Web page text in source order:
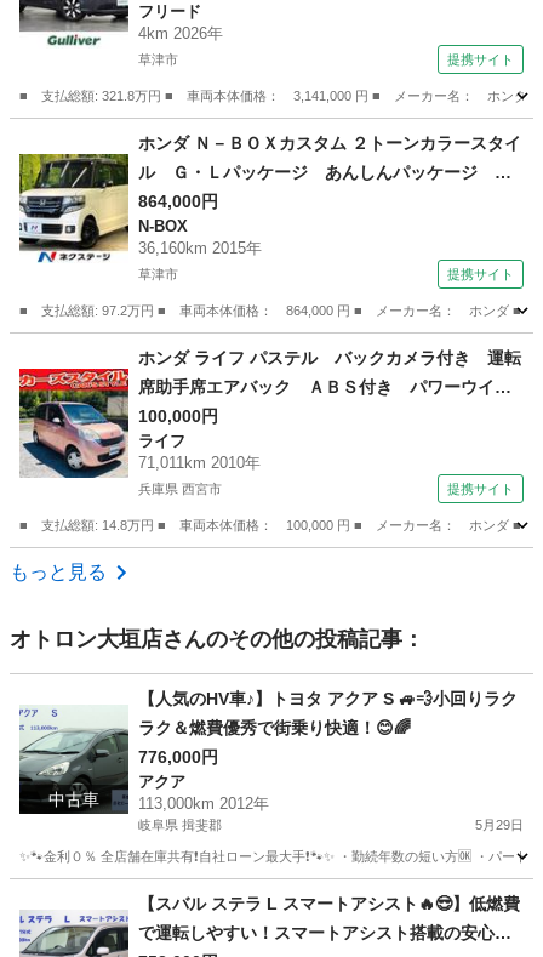
ーフレザーシート／衝突軽減ブレーキ／アダプテ
ィブクルーズコントロール／パーキングセンサー
フリード
4km 2026年
草津市 提携サイト
■ 支払総額: 321.8万円 ■ 車両本体価格： 3,141,000 円 ■ メーカー名： ホンダ
フリード
ホンダ Ｎ－ＢＯＸカスタム ２トーンカラースタイ
ル Ｇ・Ｌパッケージ あんしんパッケージ Ｓ
Ｄナビ バックカメラ 電動ドア オートエアコ
ン ＨＩＤヘッド オートライト 純正１４イン
チアルミ スマートキー ロールサンシェード
ＥＴＣ Ｂｌｕｅｔｏｏｔｈ （車検整備付）
864,000円
N-BOX
36,160km 2015年
草津市 提携サイト
■ 支払総額: 97.2万円 ■ 車両本体価格： 864,000 円 ■ メーカー名： ホンダ ■
N-BOX
ホンダ ライフ パステル バックカメラ付き 運転
席助手席エアバック ＡＢＳ付き パワーウイン
ド キーレスエントリ ベンチシート スマート
キー フルオートエアコン 運転席エアバック
ＰＳ （検9.3）
100,000円
ライフ
71,011km 2010年
兵庫県 西宮市 提携サイト
■ 支払総額: 14.8万円 ■ 車両本体価格： 100,000 円 ■ メーカー名： ホンダ ■
兵庫 西宮市
もっと見る
オトロン大垣店さんのその他の投稿記事：
中古車
【人気のHV車♪】トヨタ アクア S 🚙💨小回りラク
ラク＆燃費優秀で街乗り快適！😊🌈
776,000円
アクア
113,000km 2012年
岐阜県 揖斐郡 5月29日
✨🐾金利０％ 全店舗在庫共有❗️自社ローン最大手❗️🐾✨ ・勤続年数の短い方🆗 ・パー
アクア オトロン
【スバル ステラ L スマートアシスト🔥😎】低燃費
で運転しやすい！スマートアシスト搭載の安心・